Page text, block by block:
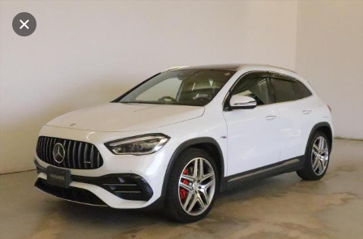
販売店検索
エリア別最新ニュース
品質と保証
ローン・リース
ログイン
マイアカウント
マイリスト
保存した検索条件
アフターサービス
アフターサービス
車検／定期点検
コーティング
企業情報
業績決算情報
メルセデス・ベンツ認定中古車
プライバシーポリシー ソーシャルメディアポリシー
ヤナセ ブランドスクエア横浜
販売店情報
地図を見る
在庫一覧